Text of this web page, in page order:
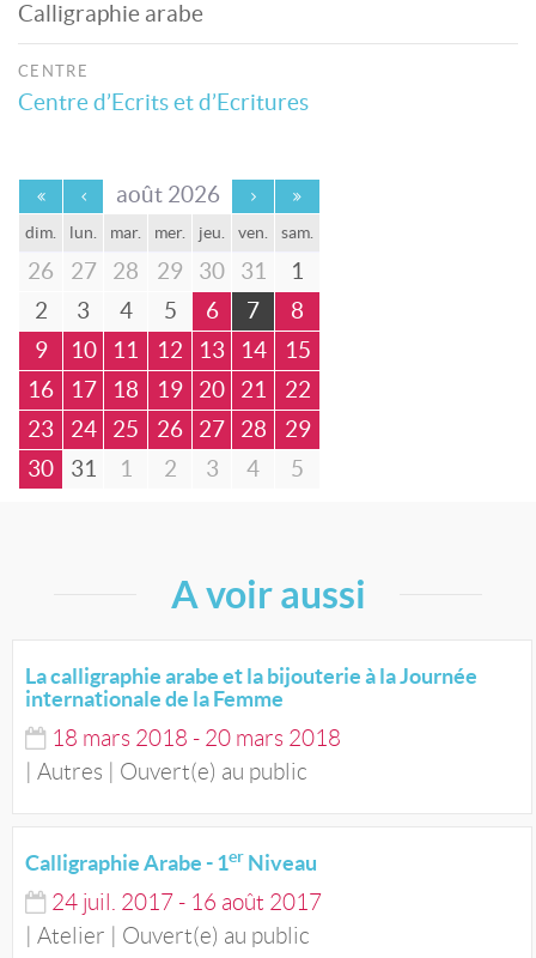
Calligraphie arabe
CENTRE
Centre d’Ecrits et d’Ecritures
août 2026
dim. lun. mar. mer. jeu. ven. sam.
26 27 28 29 30 31
1
2
3 4 5 6 7
8
9
10 11 12 13 14
15
16
17 18 19 20 21
22
23
24 25 26 27 28
29
30
31 1 2 3 4 5
A voir aussi
La calligraphie arabe et la bijouterie à la Journée
internationale de la Femme
18 mars 2018 - 20 mars 2018
| Autres | Ouvert(e) au public
Calligraphie Arabe - 1er Niveau
24 juil. 2017 - 16 août 2017
| Atelier | Ouvert(e) au public